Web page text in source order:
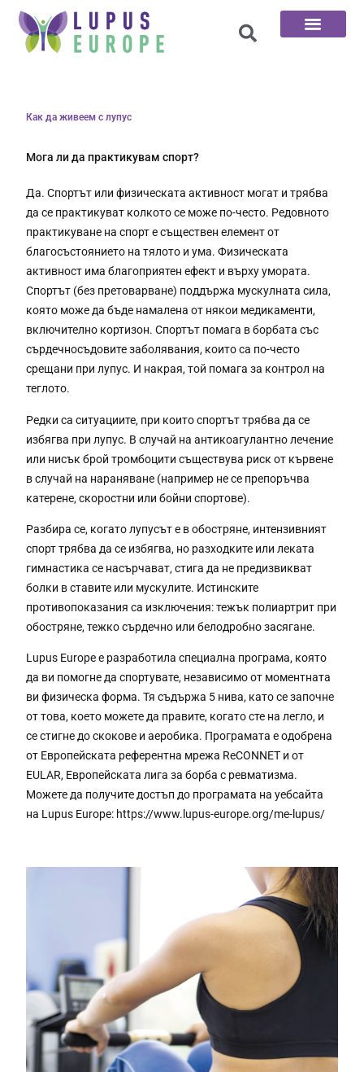
Как да живеем с лупус
Мога ли да практикувам спорт?
Да. Спортът или физическата активност могат и трябва
да се практикуват колкото се може по-често. Редовното
практикуване на спорт е съществен елемент от
благосъстоянието на тялото и ума. Физическата
активност има благоприятен ефект и върху умората.
Спортът (без претоварване) поддържа мускулната сила,
която може да бъде намалена от някои медикаменти,
включително кортизон. Спортът помага в борбата със
сърдечносъдовите заболявания, които са по-често
срещани при лупус. И накрая, той помага за контрол на
теглото.
Редки са ситуациите, при които спортът трябва да се
избягва при лупус. В случай на антикоагулантно лечение
или нисък брой тромбоцити съществува риск от кървене
в случай на нараняване (например не се препоръчва
катерене, скоростни или бойни спортове).
Разбира се, когато лупусът е в обостряне, интензивният
спорт трябва да се избягва, но разходките или леката
гимнастика се насърчават, стига да не предизвикват
болки в ставите или мускулите. Истинските
противопоказания са изключения: тежък полиартрит при
обостряне, тежко сърдечно или белодробно засягане.
Lupus Europe е разработила специална програма, която
да ви помогне да спортувате, независимо от моментната
ви физическа форма. Тя съдържа 5 нива, като се започне
от това, което можете да правите, когато сте на легло, и
се стигне до скокове и аеробика. Програмата е одобрена
от Европейската референтна мрежа ReCONNET и от
EULAR, Европейската лига за борба с ревматизма.
Можете да получите достъп до програмата на уебсайта
на Lupus Europe: https://www.lupus-europe.org/me-lupus/